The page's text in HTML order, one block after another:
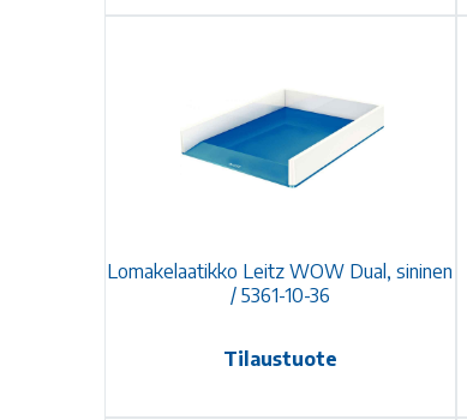
Lomakelaatikko Leitz WOW Dual, sininen
/ 5361-10-36
Tilaustuote